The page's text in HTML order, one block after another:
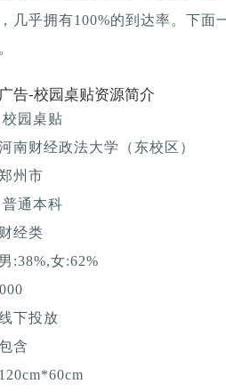
几乎拥有100%的到达率。下面
告-校园桌贴资源简介
园桌贴
南财经政法大学（东校区）
州市
通本科
经类
:38%,女:62%
下投放
含